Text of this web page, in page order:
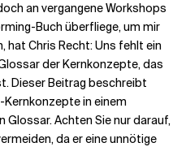
an vergangene Workshops
Buch überfliege, um mir
hat Chris Recht: Uns fehlt ein
der Kernkonzepte, das
Dieser Beitrag beschreibt
in einem
Achten Sie nur darauf,
da er eine unnötige